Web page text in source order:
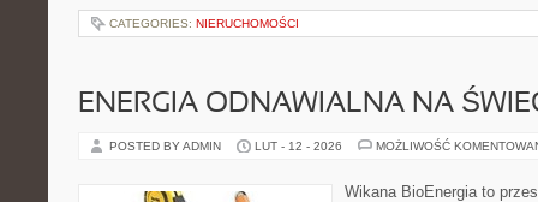
CATEGORIES: NIERUCHOMOŚCI
ENERGIA ODNAWIALNA NA
POSTED BY ADMIN LUT - 12 - 2026 MOŻLIWOŚĆ
Wikana BioEnergia to